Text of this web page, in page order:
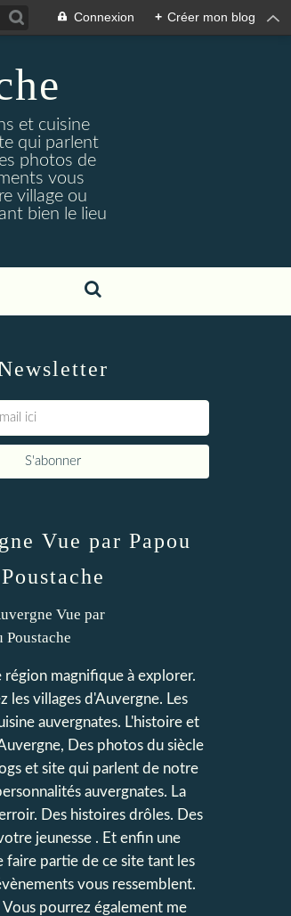
Connexion + Créer mon blog
et cuisine
qui parlent
photos de
vous
village ou
bien le lieu
Vue par Papou
Poustache
région magnifique à explorer.
les villages d'Auvergne. Les
auvergnates. L'histoire et
Des photos du siècle
et site qui parlent de notre
auvergnates. La
Des histoires drôles. Des
jeunesse . Et enfin une
faire partie de ce site tant les
vous ressemblent.
Vous pourrez également me